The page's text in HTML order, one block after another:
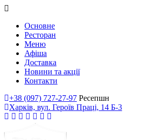
Основне
Ресторан
Меню
Афіша
Доставка
Новини та акції
Контакти
+38 (097) 727-27-97 Ресепшн
Харків, вул. Героїв Праці, 14 Б-3